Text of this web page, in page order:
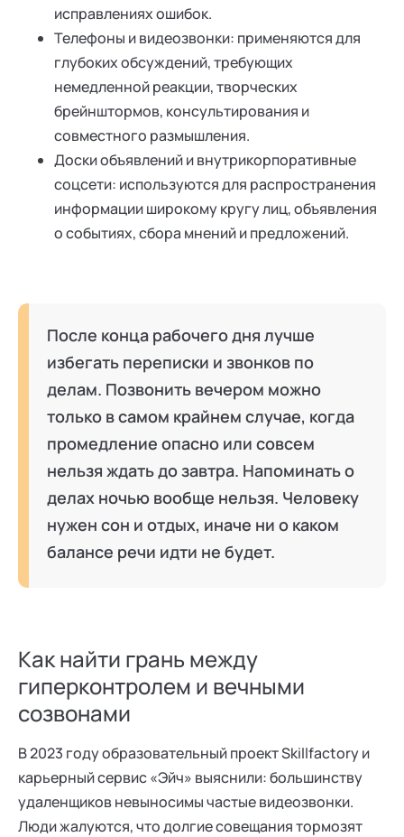
исправлениях ошибок.
Телефоны и видеозвонки: применяются для
глубоких обсуждений, требующих
немедленной реакции, творческих
брейнштормов, консультирования и
совместного размышления.
Доски объявлений и внутрикорпоративные
соцсети: используются для распространения
информации широкому кругу лиц, объявления
о событиях, сбора мнений и предложений.
После конца рабочего дня лучше
избегать переписки и звонков по
делам. Позвонить вечером можно
только в самом крайнем случае, когда
промедление опасно или совсем
нельзя ждать до завтра. Напоминать о
делах ночью вообще нельзя. Человеку
нужен сон и отдых, иначе ни о каком
балансе речи идти не будет.
Как найти грань между
гиперконтролем и вечными
созвонами
В 2023 году образовательный проект Skillfactory и
карьерный сервис «Эйч» выяснили: большинству
удаленщиков невыносимы частые видеозвонки.
Люди жалуются, что долгие совещания тормозят